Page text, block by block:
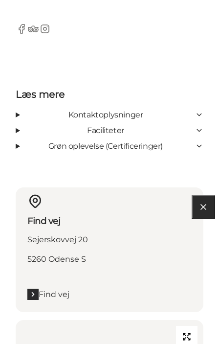
Facebook
Tripadvisor
Instagram
Læs mere
Kontaktoplysninger
Faciliteter
Grøn oplevelse (Certificeringer)
Find vej
Sejerskovvej 20
5260 Odense S
Find vej